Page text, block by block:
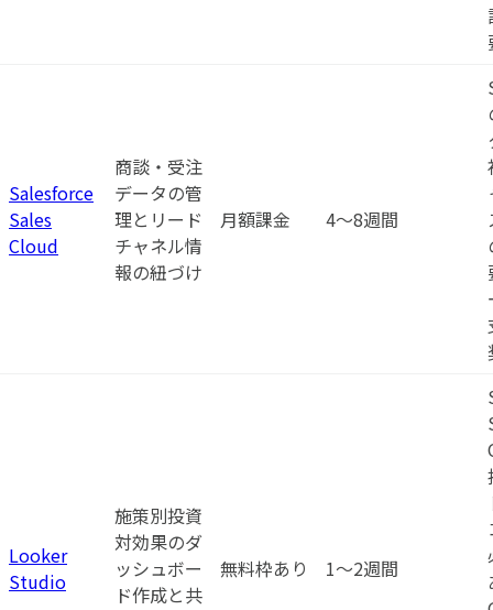
Salesforce
Sales
Cloud
商談・受注
データの管
理とリード
チャネル情
報の紐づけ
月額課金 4〜8週間
Looker
Studio
施策別投資
対効果のダ
ッシュボー
ド作成と共
無料枠あり 1〜2週間